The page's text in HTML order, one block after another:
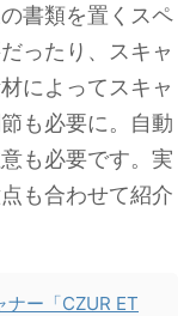
書類を置くスペ
ったり、スキャ
によってスキャ
も必要に。自動
も必要です。実
も合わせて紹介
ナー「CZUR ET